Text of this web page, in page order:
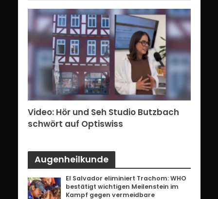
Video: Hör und Seh Studio Butzbach
schwört auf Optiswiss
Augenheilkunde
El Salvador eliminiert Trachom: WHO
bestätigt wichtigen Meilenstein im
Kampf gegen vermeidbare